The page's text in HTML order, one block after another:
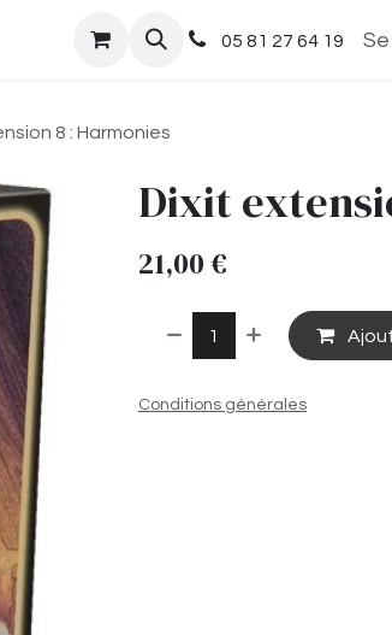
05 81 27 64 19
8 : Harmonies
Dixit
21,00€
Conditions générales